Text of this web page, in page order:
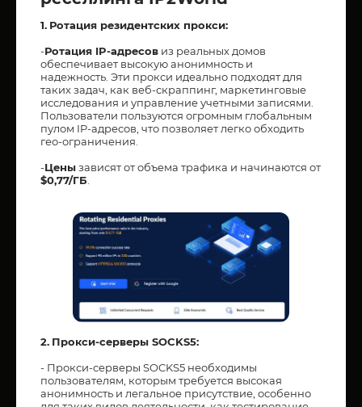
1. Ротация резидентских прокси:
-Ротация IP-адресов из реальных домов
обеспечивает высокую анонимность и
надежность. Эти прокси идеально подходят для
таких задач, как веб-скраппинг, маркетинговые
исследования и управление учетными записями.
Пользователи пользуются огромным глобальным
пулом IP-адресов, что позволяет легко обходить
гео-ограничения.
-Ценызависят от объема трафика и начинаются от
$0,77/ГБ.
2. Прокси-серверы SOCKS5:
- Прокси-серверы SOCKS5 необходимы
пользователям, которым требуется высокая
анонимность и легальное присутствие, особенно